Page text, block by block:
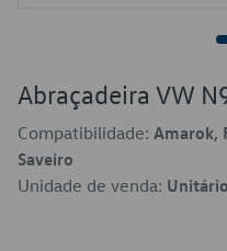
Abraçadeira VW
Compatibilidade: Amarok,
Saveiro
Unidade de venda: